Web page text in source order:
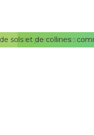
du granit sur les
sols et de collines :